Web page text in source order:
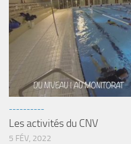
Photo
Vidéo
Peinture
NAP / NEV
Les Palmes du Lac
----------
Les activités du CNV
5 FÉV, 2022